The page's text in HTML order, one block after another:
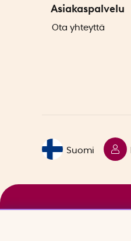
Asiakaspalvelu
Ota yhteyttä
Suomi